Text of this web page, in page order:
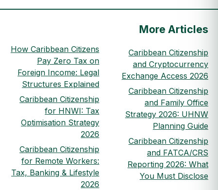
More Articles
Caribbean Citizenship
and Cryptocurrency
Exchange Access 2026
Caribbean Citizenship
and Family Office
Strategy 2026: UHNW
Planning Guide
Caribbean Citizenship
and FATCA/CRS
Reporting 2026: What
You Must Disclose
How Caribbean Citizens
Pay Zero Tax on
Foreign Income: Legal
Structures Explained
Caribbean Citizenship
for HNWI: Tax
Optimisation Strategy
2026
Caribbean Citizenship
for Remote Workers:
Tax, Banking & Lifestyle
2026